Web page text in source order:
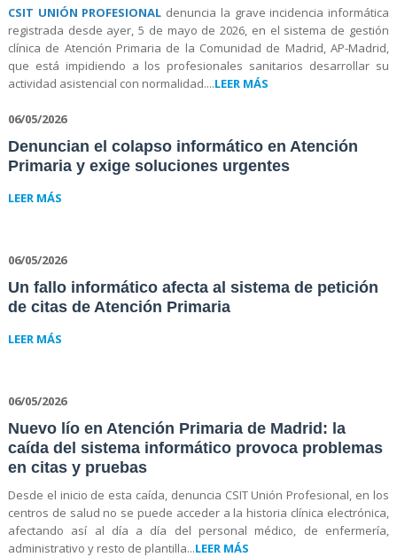
CSIT UNIÓN PROFESIONAL denuncia la grave incidencia informática
registrada desde ayer, 5 de mayo de 2026, en el sistema de gestión
clínica de Atención Primaria de la Comunidad de Madrid, AP-Madrid,
que está impidiendo a los profesionales sanitarios desarrollar su
actividad asistencial con normalidad....LEER MÁS
06/05/2026
Denuncian el colapso informático en Atención
Primaria y exige soluciones urgentes
LEER MÁS
06/05/2026
Un fallo informático afecta al sistema de petición
de citas de Atención Primaria
LEER MÁS
06/05/2026
Nuevo lío en Atención Primaria de Madrid: la
caída del sistema informático provoca problemas
en citas y pruebas
Desde el inicio de esta caída, denuncia CSIT Unión Profesional, en los
centros de salud no se puede acceder a la historia clínica electrónica,
afectando así al día a día del personal médico, de enfermería,
administrativo y resto de plantilla...LEER MÁS